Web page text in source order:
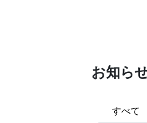
お知ら
すべて